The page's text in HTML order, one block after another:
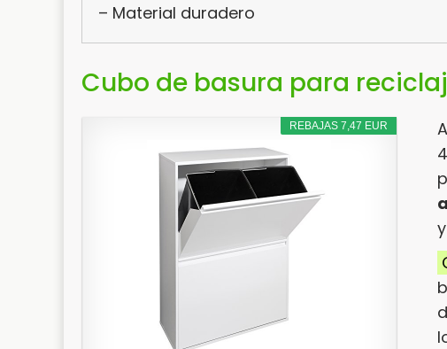
– Material duradero
Cubo de basura para
REBAJAS 7,47 EUR